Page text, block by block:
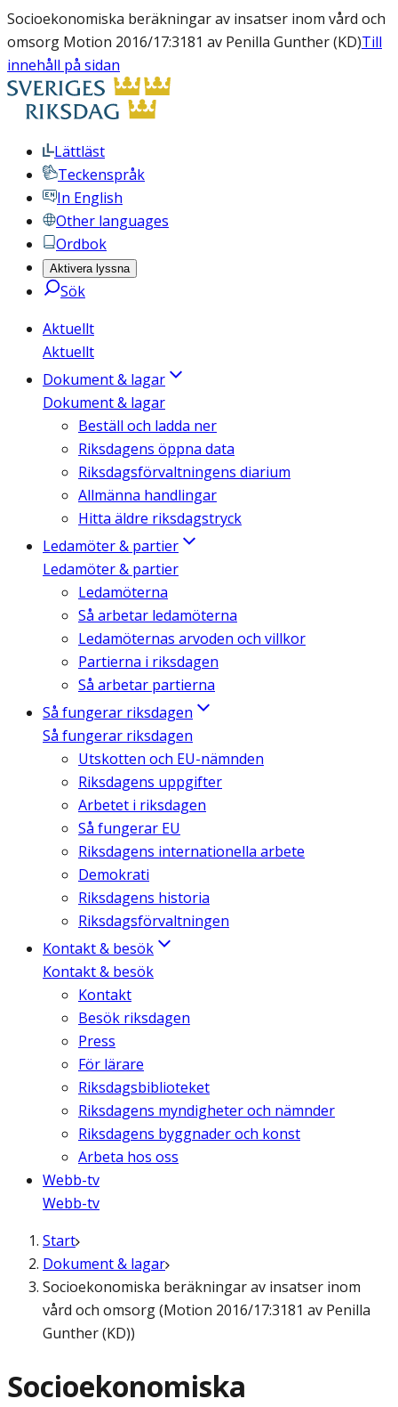
Socioekonomiska beräkningar av insatser inom vård och
omsorg Motion 2016/17:3181 av Penilla Gunther (KD)Till
innehåll på sidan
Lättläst
Teckenspråk
In English
Other languages
Ordbok
Aktivera lyssna
Sök
Aktuellt
Aktuellt
Dokument & lagar
Dokument & lagar
Beställ och ladda ner
Riksdagens öppna data
Riksdagsförvaltningens diarium
Allmänna handlingar
Hitta äldre riksdagstryck
Ledamöter & partier
Ledamöter & partier
Ledamöterna
Så arbetar ledamöterna
Ledamöternas arvoden och villkor
Partierna i riksdagen
Så arbetar partierna
Så fungerar riksdagen
Så fungerar riksdagen
Utskotten och EU-nämnden
Riksdagens uppgifter
Arbetet i riksdagen
Så fungerar EU
Riksdagens internationella arbete
Demokrati
Riksdagens historia
Riksdagsförvaltningen
Kontakt & besök
Kontakt & besök
Kontakt
Besök riksdagen
Press
För lärare
Riksdagsbiblioteket
Riksdagens myndigheter och nämnder
Riksdagens byggnader och konst
Arbeta hos oss
Webb-tv
Webb-tv
Start
Dokument & lagar
Socioekonomiska beräkningar av insatser inom
vård och omsorg (Motion 2016/17:3181 av Penilla
Gunther (KD))
Socioekonomiska